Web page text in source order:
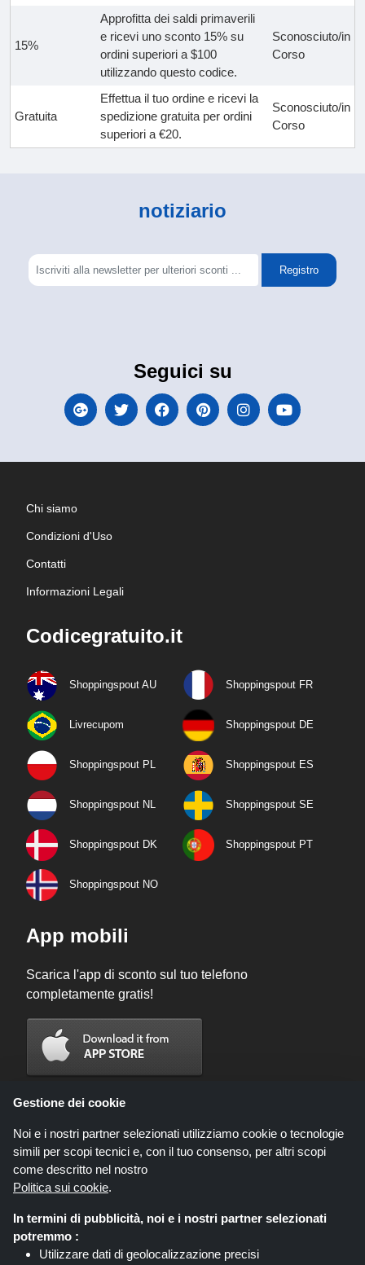
15%
Approfitta dei saldi primaverili
e ricevi uno sconto 15% su
ordini superiori a $100
utilizzando questo codice.
Sconosciuto/in
Corso
Gratuita
Effettua il tuo ordine e ricevi la
spedizione gratuita per ordini
superiori a €20.
Sconosciuto/in
Corso
notiziario
Registro
Seguici su
Chi siamo
Condizioni d'Uso
Contatti
Informazioni Legali
Codicegratuito.it
Shoppingspout AU Shoppingspout FR
Livrecupom Shoppingspout DE
Shoppingspout PL Shoppingspout ES
Shoppingspout NL Shoppingspout SE
Shoppingspout DK Shoppingspout PT
Shoppingspout NO
App mobili
Scarica l'app di sconto sul tuo telefono
completamente gratis!
Codicegratuito.it è un sito web all'interno del quale potrai trovare migliaia di
da diversi network di affiliati. Codicegratuito.it o il suo staff non è autorizzato
Gestione dei cookie
Noi e i nostri partner selezionati utilizziamo cookie o tecnologie
simili per scopi tecnici e, con il tuo consenso, per altri scopi
come descritto nel nostro
Politica sui cookie.
In termini di pubblicità, noi e i nostri partner selezionati
potremmo :
Utilizzare dati di geolocalizzazione precisi